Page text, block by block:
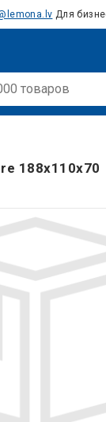
Для
188x110x70